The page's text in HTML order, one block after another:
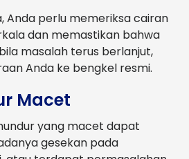
Anda perlu memeriksa cairan
dan memastikan bahwa
masalah terus berlanjut,
Anda ke bengkel resmi.
Macet
yang macet dapat
gesekan pada